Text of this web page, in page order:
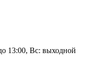
13:00, Вс: выходной